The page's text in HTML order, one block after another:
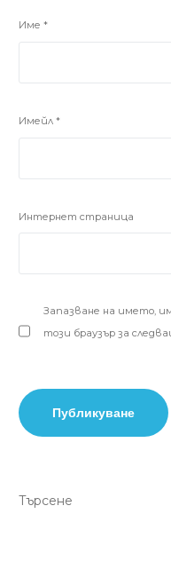
Име*
Имейл*
Интернет страница
Запазване на името,
този браузър за
Търсене